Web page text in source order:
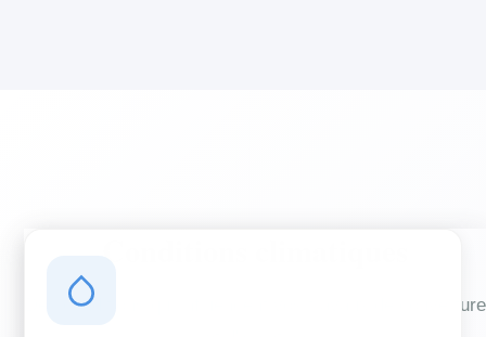
Des conditions qui influencent vos travaux de couverture